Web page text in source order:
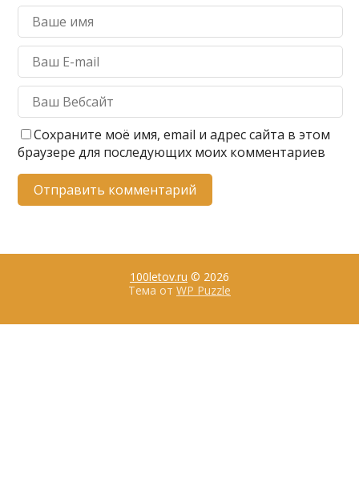
Сохраните моё имя, email и адрес сайта в этом
браузере для последующих моих комментариев
100letov.ru © 2026
Тема от WP Puzzle